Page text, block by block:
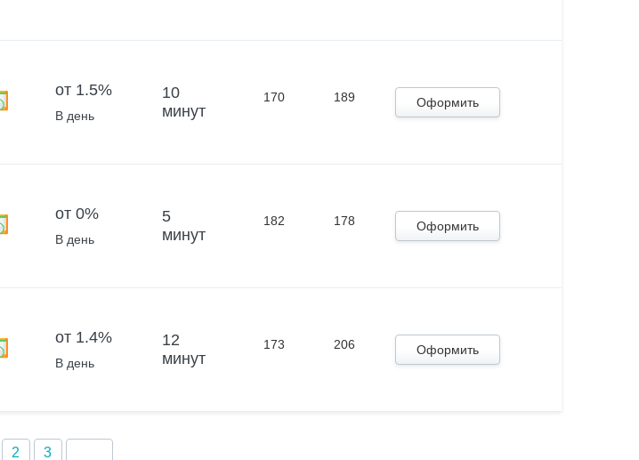
от 1.5%
В день
10
минут
170 189 Оформить
от 0%
В день
5
минут
182 178 Оформить
от 1.4%
В день
12
минут
173 206 Оформить
2 3